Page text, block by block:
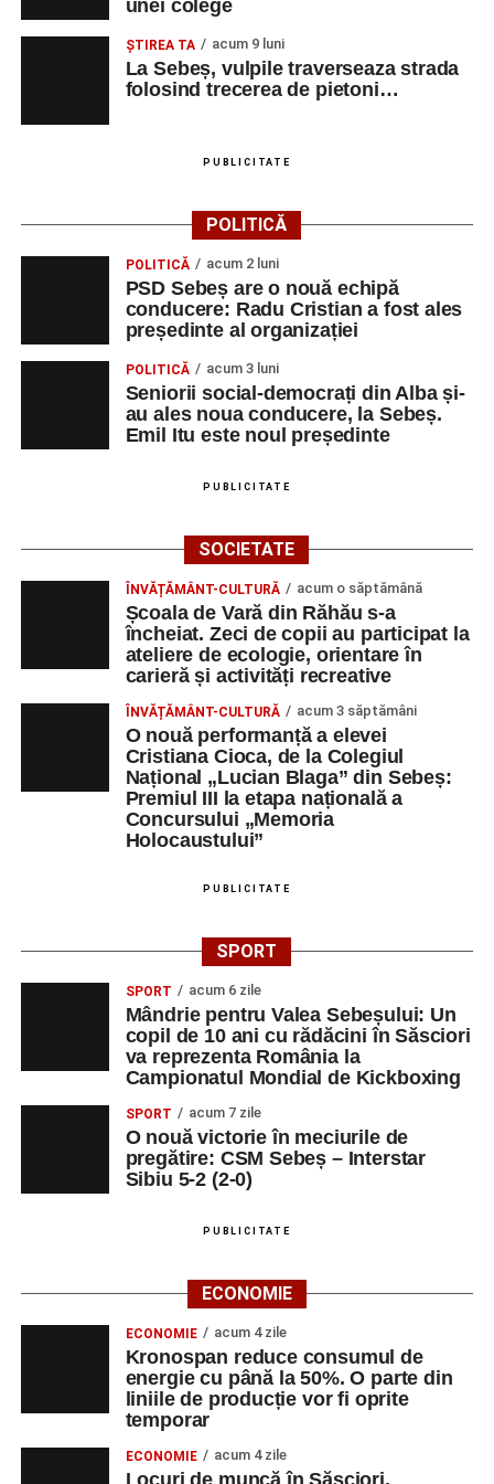
Irina Indrei – pian
Robert Indrei – bandoneon
Milena Vădan – vioară
Emanuel Elcean – contrabas
Adrian Lup – violoncel
Vlad Dordea.
Piața Primăriei
Orele 17.00–20.00– Punct oficial de înscrieri și informații
SÂMBĂTĂ, 22 AUGUST 2026
Platoul Centrului Cultural „Lucian
Blaga” Sebeș
(Race Office) pentru competiția„Cicloaventurier de
Râpa Roșie
Orele 17.00–20.00
– Antrenamente libere pe traseul de
Centrul Cultural „Lucian Blaga”
Sebeș – Sala de spectacole
– Proiecție cinematografică:
Gabi Virginia Șarga și Cătălin Rotaru, producător Gabi
DUMINICĂ, 23 AUGUST 2026
Râpa Roșie
„Cicloaventurier de Sebeș”
al competiției MTB pentru copii.
LUNI, 24 AUGUST 2026
Ora 18.00– Activități recreative pentru copii, susținute de
trupele de teatru„Gepetto”și„Pied Piper”
Seară cu tradiții săsești, cu participarea:
Fanfarei din Petrești;
Trupei de Dansuri Săsești;
unei colege
ŞTIREA TA acum 9 luni
La Sebeș, vulpile traverseaza strada
folosind trecerea de pietoni…
PUBLICITATE
POLITICĂ
POLITICĂ acum 2 luni
PSD Sebeș are o nouă echipă
conducere: Radu Cristian a fost ales
președinte al organizației
POLITICĂ acum 3 luni
Seniorii social-democrați din Alba și-
au ales noua conducere, la Sebeș.
Emil Itu este noul președinte
PUBLICITATE
SOCIETATE
ÎNVĂȚĂMÂNT-CULTURĂ acum o săptămână
Școala de Vară din Răhău s-a
încheiat. Zeci de copii au participat la
ateliere de ecologie, orientare în
carieră și activități recreative
ÎNVĂȚĂMÂNT-CULTURĂ acum 3 săptămâni
O nouă performanță a elevei
Cristiana Cioca, de la Colegiul
Național „Lucian Blaga” din Sebeș:
Premiul III la etapa națională a
Concursului „Memoria
Holocaustului”
PUBLICITATE
SPORT
SPORT acum 6 zile
Mândrie pentru Valea Sebeșului: Un
copil de 10 ani cu rădăcini în Săsciori
va reprezenta România la
Campionatul Mondial de Kickboxing
SPORT acum 7 zile
O nouă victorie în meciurile de
pregătire: CSM Sebeș – Interstar
Sibiu 5-2 (2-0)
PUBLICITATE
ECONOMIE
ECONOMIE acum 4 zile
Kronospan reduce consumul de
energie cu până la 50%. O parte din
liniile de producție vor fi oprite
temporar
ECONOMIE acum 4 zile
Locuri de muncă în Săsciori,